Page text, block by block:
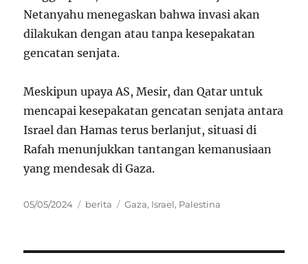
Netanyahu menegaskan bahwa invasi akan
dilakukan dengan atau tanpa kesepakatan
gencatan senjata.
Meskipun upaya AS, Mesir, dan Qatar untuk
mencapai kesepakatan gencatan senjata antara
Israel dan Hamas terus berlanjut, situasi di
Rafah menunjukkan tantangan kemanusiaan
yang mendesak di Gaza.
Posted
05/05/2024 Categories
berita Tags
Gaza, Israel, Palestina